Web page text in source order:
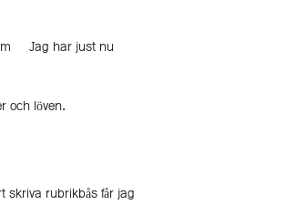
Jag har just nu
och löven.
skriva rubrikbås får jag